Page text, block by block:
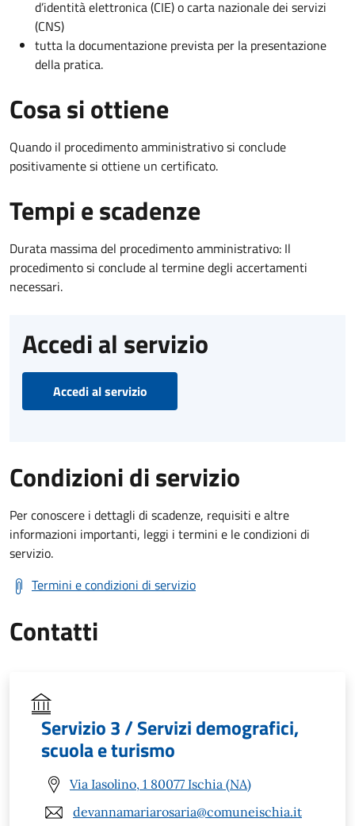
d’identità elettronica (CIE) o carta nazionale dei servizi
(CNS)
tutta la documentazione prevista per la presentazione
della pratica.
Cosa si ottiene
Quando il procedimento amministrativo si conclude
positivamente si ottiene un certificato.
Tempi e scadenze
Durata massima del procedimento amministrativo: Il
procedimento si conclude al termine degli accertamenti
necessari.
Accedi al servizio
Accedi al servizio
Condizioni di servizio
Per conoscere i dettagli di scadenze, requisiti e altre
informazioni importanti, leggi i termini e le condizioni di
servizio.
Termini e condizioni di servizio
Contatti
Servizio 3 / Servizi demografici,
scuola e turismo
Via Iasolino, 1 80077 Ischia (NA)
devannamariarosaria@comuneischia.it